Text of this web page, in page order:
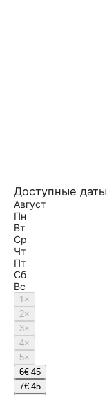
Доступные даты
Август
Пн
Вт
Ср
Чт
Пт
Сб
Вс
1×
2×
3×
4×
5×
6€ 45
7€ 45